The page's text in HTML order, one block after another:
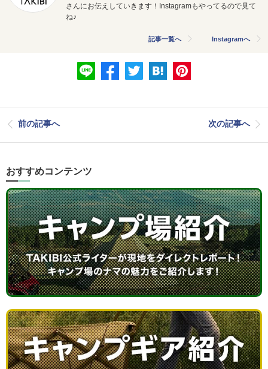
さんにお伝えしていきます！Instagramもやってるので見て
ね♪
記事一覧へ Instagramへ
前の記事へ 次の記事へ
おすすめコンテンツ